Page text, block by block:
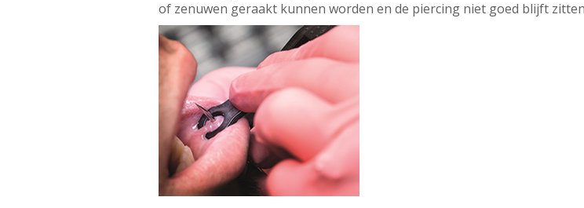
of zenuwen geraakt kunnen worden en de piercing niet goed blijft